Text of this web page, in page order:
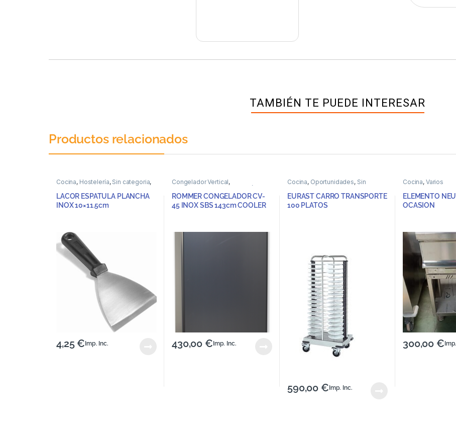
TAMBIÉN TE PUEDE INTERESAR
Productos relacionados
Cocina, Hostelería, Sin categoria,
LACOR ESPATULA PLANCHA
INOX 10×11.5cm
4,25 € Imp. Inc.
Congelador Vertical,
Congeladores
Electrodomésticos
ROMMER CONGELADOR CV-
45 INOX SBS 143cm COOLER
430,00 € Imp. Inc.
Cocina, Oportunidades, Sin
,
EURAST CARRO TRANSPORTE
100 PLATOS
590,00 € Imp. Inc.
Cocina, Varios
ELEMENTO
OCASION
300,00 €